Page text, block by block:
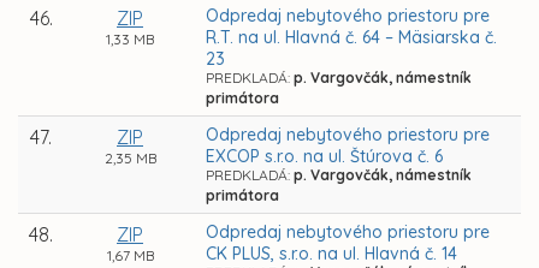
46. ZIP
1,33 MB
Odpredaj nebytového priestoru pre
R.T. na ul. Hlavná č. 64 – Mäsiarska č.
23
PREDKLADÁ: p. Vargovčák, námestník
primátora
47. ZIP
2,35 MB
Odpredaj nebytového priestoru pre
EXCOP s.r.o. na ul. Štúrova č. 6
PREDKLADÁ: p. Vargovčák, námestník
primátora
48. ZIP
1,67 MB
Odpredaj nebytového priestoru pre
CK PLUS, s.r.o. na ul. Hlavná č. 14